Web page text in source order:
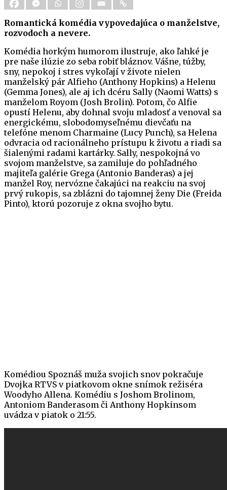
Romantická komédia vypovedajúca o manželstve,
rozvodoch a nevere.
Komédia horkým humorom ilustruje, ako ľahké je
pre naše ilúzie zo seba robiť bláznov. Vášne, túžby,
sny, nepokoj i stres vykoľají v živote nielen
manželský pár Alfieho (Anthony Hopkins) a Helenu
(Gemma Jones), ale aj ich dcéru Sally (Naomi Watts) s
manželom Royom (Josh Brolin). Potom, čo Alfie
opustí Helenu, aby dohnal svoju mladosť a venoval sa
energickému, slobodomyseľnému dievčaťu na
telefóne menom Charmaine (Lucy Punch), sa Helena
odvracia od racionálneho prístupu k životu a riadi sa
šialenými radami kartárky. Sally, nespokojná vo
svojom manželstve, sa zamiluje do pohľadného
majiteľa galérie Grega (Antonio Banderas) a jej
manžel Roy, nervózne čakajúci na reakciu na svoj
prvý rukopis, sa zblázni do tajomnej ženy Die (Freida
Pinto), ktorú pozoruje z okna svojho bytu.
Komédiou Spoznáš muža svojich snov pokračuje
Dvojka RTVS v piatkovom okne snímok režiséra
Woodyho Allena. Komédiu s Joshom Brolinom,
Antoniom Banderasom či Anthony Hopkinsom
uvádza v piatok o 21:55.